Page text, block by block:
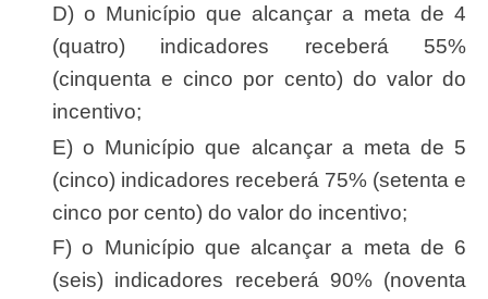
d) o Município que alcançar a meta de 4
(quatro) indicadores receberá 55%
(cinquenta e cinco por cento) do valor do
incentivo;
e) o Município que alcançar a meta de 5
(cinco) indicadores receberá 75% (setenta e
cinco por cento) do valor do incentivo;
f) o Município que alcançar a meta de 6
(seis) indicadores receberá 90% (noventa